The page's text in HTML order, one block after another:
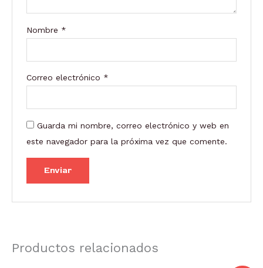
Nombre *
Correo electrónico *
Guarda mi nombre, correo electrónico y web en
este navegador para la próxima vez que comente.
Productos relacionados